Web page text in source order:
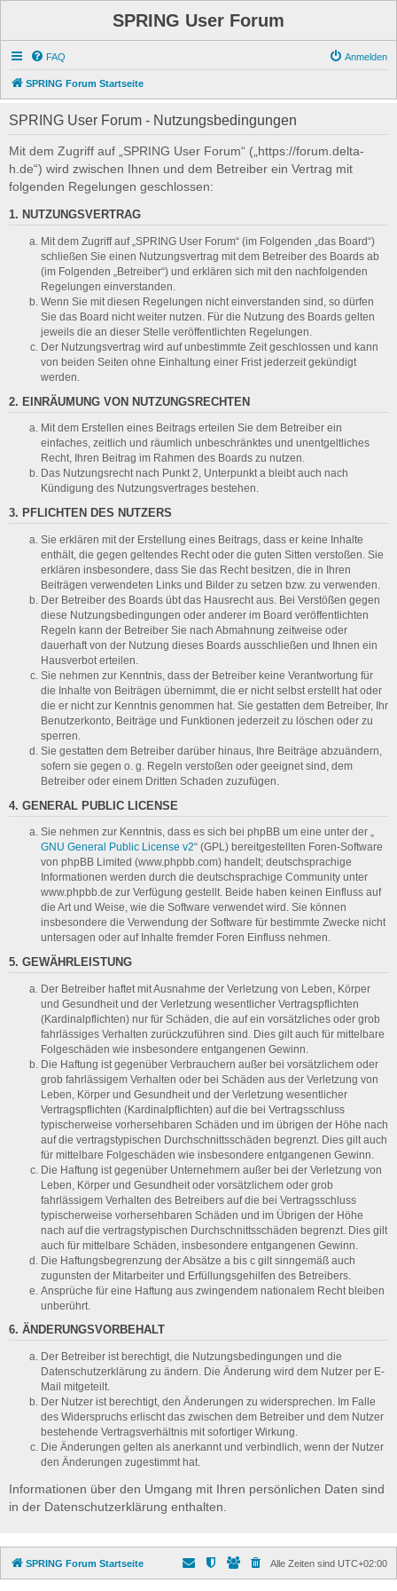
SPRING User Forum
FAQ Anmelden
SPRING Forum Startseite
SPRING User Forum - Nutzungsbedingungen
Mit dem Zugriff auf „SPRING User Forum“ („https://forum.delta-
h.de“) wird zwischen Ihnen und dem Betreiber ein Vertrag mit
folgenden Regelungen geschlossen:
1. NUTZUNGSVERTRAG
Mit dem Zugriff auf „SPRING User Forum“ (im Folgenden „das Board“)
schließen Sie einen Nutzungsvertrag mit dem Betreiber des Boards ab
(im Folgenden „Betreiber“) und erklären sich mit den nachfolgenden
Regelungen einverstanden.
Wenn Sie mit diesen Regelungen nicht einverstanden sind, so dürfen
Sie das Board nicht weiter nutzen. Für die Nutzung des Boards gelten
jeweils die an dieser Stelle veröffentlichten Regelungen.
Der Nutzungsvertrag wird auf unbestimmte Zeit geschlossen und kann
von beiden Seiten ohne Einhaltung einer Frist jederzeit gekündigt
werden.
2. EINRÄUMUNG VON NUTZUNGSRECHTEN
Mit dem Erstellen eines Beitrags erteilen Sie dem Betreiber ein
einfaches, zeitlich und räumlich unbeschränktes und unentgeltliches
Recht, Ihren Beitrag im Rahmen des Boards zu nutzen.
Das Nutzungsrecht nach Punkt 2, Unterpunkt a bleibt auch nach
Kündigung des Nutzungsvertrages bestehen.
3. PFLICHTEN DES NUTZERS
Sie erklären mit der Erstellung eines Beitrags, dass er keine Inhalte
enthält, die gegen geltendes Recht oder die guten Sitten verstoßen. Sie
erklären insbesondere, dass Sie das Recht besitzen, die in Ihren
Beiträgen verwendeten Links und Bilder zu setzen bzw. zu verwenden.
Der Betreiber des Boards übt das Hausrecht aus. Bei Verstößen gegen
diese Nutzungsbedingungen oder anderer im Board veröffentlichten
Regeln kann der Betreiber Sie nach Abmahnung zeitweise oder
dauerhaft von der Nutzung dieses Boards ausschließen und Ihnen ein
Hausverbot erteilen.
Sie nehmen zur Kenntnis, dass der Betreiber keine Verantwortung für
die Inhalte von Beiträgen übernimmt, die er nicht selbst erstellt hat oder
die er nicht zur Kenntnis genommen hat. Sie gestatten dem Betreiber, Ihr
Benutzerkonto, Beiträge und Funktionen jederzeit zu löschen oder zu
sperren.
Sie gestatten dem Betreiber darüber hinaus, Ihre Beiträge abzuändern,
sofern sie gegen o. g. Regeln verstoßen oder geeignet sind, dem
Betreiber oder einem Dritten Schaden zuzufügen.
4. GENERAL PUBLIC LICENSE
Sie nehmen zur Kenntnis, dass es sich bei phpBB um eine unter der „
GNU General Public License v2“ (GPL) bereitgestellten Foren-Software
von phpBB Limited (www.phpbb.com) handelt; deutschsprachige
Informationen werden durch die deutschsprachige Community unter
www.phpbb.de zur Verfügung gestellt. Beide haben keinen Einfluss auf
die Art und Weise, wie die Software verwendet wird. Sie können
insbesondere die Verwendung der Software für bestimmte Zwecke nicht
untersagen oder auf Inhalte fremder Foren Einfluss nehmen.
5. GEWÄHRLEISTUNG
Der Betreiber haftet mit Ausnahme der Verletzung von Leben, Körper
und Gesundheit und der Verletzung wesentlicher Vertragspflichten
(Kardinalpflichten) nur für Schäden, die auf ein vorsätzliches oder grob
fahrlässiges Verhalten zurückzuführen sind. Dies gilt auch für mittelbare
Folgeschäden wie insbesondere entgangenen Gewinn.
Die Haftung ist gegenüber Verbrauchern außer bei vorsätzlichem oder
grob fahrlässigem Verhalten oder bei Schäden aus der Verletzung von
Leben, Körper und Gesundheit und der Verletzung wesentlicher
Vertragspflichten (Kardinalpflichten) auf die bei Vertragsschluss
typischerweise vorhersehbaren Schäden und im übrigen der Höhe nach
auf die vertragstypischen Durchschnittsschäden begrenzt. Dies gilt auch
für mittelbare Folgeschäden wie insbesondere entgangenen Gewinn.
Die Haftung ist gegenüber Unternehmern außer bei der Verletzung von
Leben, Körper und Gesundheit oder vorsätzlichem oder grob
fahrlässigem Verhalten des Betreibers auf die bei Vertragsschluss
typischerweise vorhersehbaren Schäden und im Übrigen der Höhe
nach auf die vertragstypischen Durchschnittsschäden begrenzt. Dies gilt
auch für mittelbare Schäden, insbesondere entgangenen Gewinn.
Die Haftungsbegrenzung der Absätze a bis c gilt sinngemäß auch
zugunsten der Mitarbeiter und Erfüllungsgehilfen des Betreibers.
Ansprüche für eine Haftung aus zwingendem nationalem Recht bleiben
unberührt.
6. ÄNDERUNGSVORBEHALT
Der Betreiber ist berechtigt, die Nutzungsbedingungen und die
Datenschutzerklärung zu ändern. Die Änderung wird dem Nutzer per E-
Mail mitgeteilt.
Der Nutzer ist berechtigt, den Änderungen zu widersprechen. Im Falle
des Widerspruchs erlischt das zwischen dem Betreiber und dem Nutzer
bestehende Vertragsverhältnis mit sofortiger Wirkung.
Die Änderungen gelten als anerkannt und verbindlich, wenn der Nutzer
den Änderungen zugestimmt hat.
Informationen über den Umgang mit Ihren persönlichen Daten sind
in der Datenschutzerklärung enthalten.
SPRING Forum Startseite Alle Zeiten sind UTC+02:00